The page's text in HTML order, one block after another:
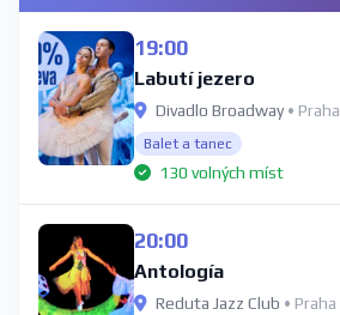
19:00
Labutí jezero
Divadlo Broadway• Praha
Balet a tanec
130 volných míst
20:00
Antología
Reduta Jazz Club • Praha